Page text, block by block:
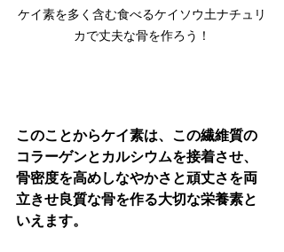
ケイ素を多く含む食べるケイソウ土ナチュリ
カで丈夫な骨を作ろう！
このことからケイ素は、この繊維質の
コラーゲンとカルシウムを接着させ、
骨密度を高めしなやかさと頑丈さを両
立きせ良質な骨を作る大切な栄養素と
いえます。